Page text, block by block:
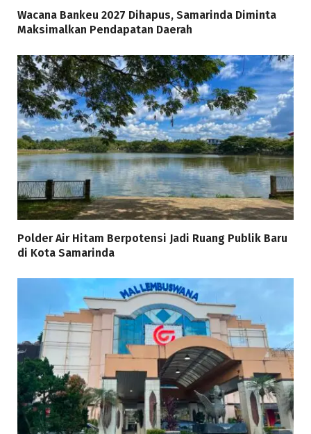
Wacana Bankeu 2027 Dihapus, Samarinda Diminta
Maksimalkan Pendapatan Daerah
Polder Air Hitam Berpotensi Jadi Ruang Publik Baru
di Kota Samarinda